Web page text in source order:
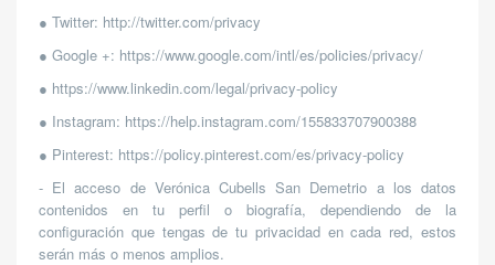
● Twitter: http://twitter.com/privacy
● Google +: https://www.google.com/intl/es/policies/privacy/
● https://www.linkedin.com/legal/privacy-policy
● Instagram: https://help.instagram.com/155833707900388
● Pinterest: https://policy.pinterest.com/es/privacy-policy
- El acceso de Verónica Cubells San Demetrio a los datos
contenidos en tu perfil o biografía, dependiendo de la
configuración que tengas de tu privacidad en cada red, estos
serán más o menos amplios.